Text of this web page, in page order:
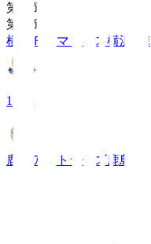
第1節
第1節
横浜Ｆ・マリノス横浜FM
19:25
鹿島アントラーズ鹿島